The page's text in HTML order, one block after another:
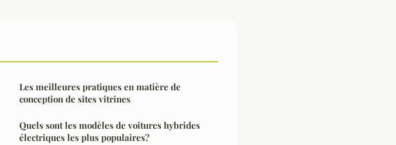
Les meilleures pratiques en matière de
conception de sites vitrines
Quels sont les modèles de voitures hybrides
électriques les plus populaires?